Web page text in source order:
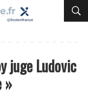
juge Ludovic
»